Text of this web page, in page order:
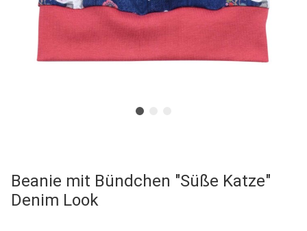
Beanie mit Bündchen "Süße Katze"
Denim Look